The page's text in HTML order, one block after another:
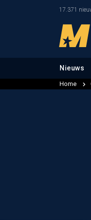
17.371
Nieuws
Home